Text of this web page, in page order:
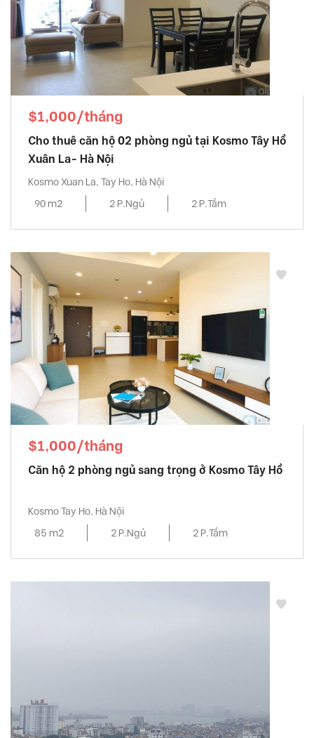
$1,000/tháng
Cho thuê căn hộ 02 phòng ngủ tại Kosmo Tây Hồ
Xuân La- Hà Nội
Kosmo Xuan La, Tay Ho, Hà Nội
90 m2
2 P.Ngủ 2 P.Tắm
$1,000/tháng
Căn hộ 2 phòng ngủ sang trọng ở Kosmo Tây Hồ
Kosmo Tay Ho, Hà Nội
85 m2
2 P.Ngủ 2 P.Tắm